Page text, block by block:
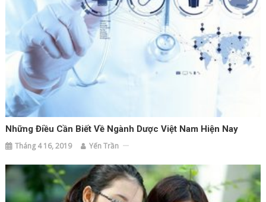
Những Điều Cần Biết Về Ngành Dược Việt Nam Hiện Nay
Tháng 4 16, 2019 Yến Trần